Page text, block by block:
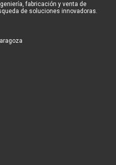
fabricación y venta de
de soluciones innovadoras.